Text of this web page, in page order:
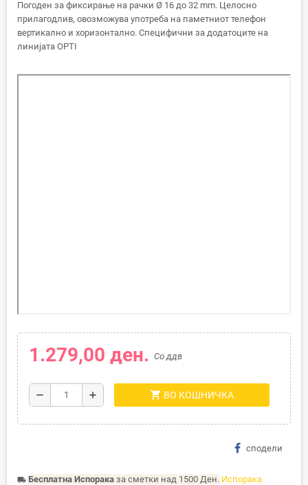
Погоден за фиксирање на рачки Ø 16 до 32 mm. Целосно
прилагодлив, овозможува употреба на паметниот телефон
вертикално и хоризонтално. Специфични за додатоците на
линијата OPTI
1.279,00 ден. Со ддв
remove add shopping_cart ВО КОШНИЧКА
сподели
local_shipping Бесплатна Испорака за сметки над 1500 Ден. Испорака